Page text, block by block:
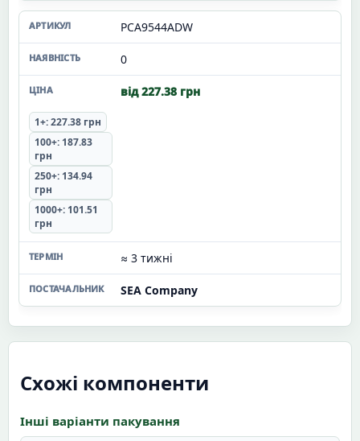
PCA9544ADW
0
від 227.38 грн
1+: 227.38 грн
100+: 187.83
грн
250+: 134.94
грн
1000+: 101.51
грн
≈ 3 тижні
SEA Company
Схожі компоненти
Інші варіанти пакування